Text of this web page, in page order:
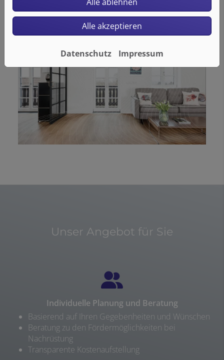
Unser Angebot für Sie
Individuelle Planung und Beratung
Basierend auf Ihren Gegebenheiten und Wünschen
Beratung zu den Fördermöglichkeiten bei
Nachrüstung
Transparente Kostenaufstellung
Alle akzeptieren
Datenschutz Impressum